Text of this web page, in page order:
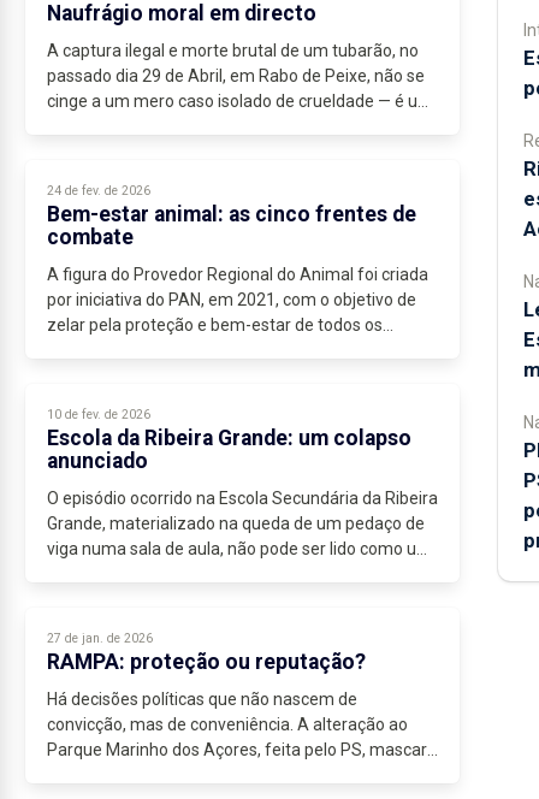
Naufrágio moral em directo
A captura ilegal e morte brutal de um tubarão, no
passado dia 29 de Abril, em Rabo de Peixe, não se
cinge a um mero caso isolado de crueldade — é um
24 de fev. de 2026
Bem-estar animal: as cinco frentes de
combate
A figura do Provedor Regional do Animal foi criada
por iniciativa do PAN, em 2021, com o objetivo de
zelar pela proteção e bem-estar de todos os
10 de fev. de 2026
Escola da Ribeira Grande: um colapso
anunciado
O episódio ocorrido na Escola Secundária da Ribeira
Grande, materializado na queda de um pedaço de
viga numa sala de aula, não pode ser lido como um
27 de jan. de 2026
RAMPA: proteção ou reputação?
Há decisões políticas que não nascem de
convicção, mas de conveniência. A alteração ao
Parque Marinho dos Açores, feita pelo PS, mascara